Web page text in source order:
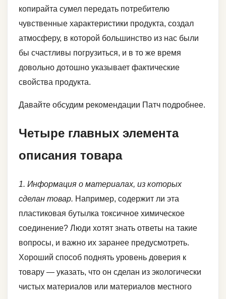
копирайта сумел передать потребителю
чувственные характеристики продукта, создал
атмосферу, в которой большинство из нас были
бы счастливы погрузиться, и в то же время
довольно дотошно указывает фактические
свойства продукта.
Давайте обсудим рекомендации Патч подробнее.
Четыре главных элемента
описания товара
1. Информация о материалах, из которых
сделан товар. Например, содержит ли эта
пластиковая бутылка токсичное химическое
соединение? Люди хотят знать ответы на такие
вопросы, и важно их заранее предусмотреть.
Хороший способ поднять уровень доверия к
товару — указать, что он сделан из экологически
чистых материалов или материалов местного